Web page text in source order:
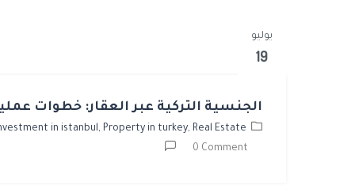
يوليو
19
الجنسية التركية عبر العقار: خطوات
in istanbul, Property in turkey, Real Estate
0 Comment